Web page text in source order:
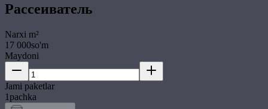
Рассеиватель
Narxi m²
17 000so'm
Maydoni
Jami paketlar
1pachka